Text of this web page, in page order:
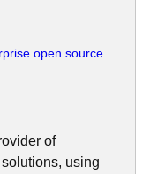
open source
of
using